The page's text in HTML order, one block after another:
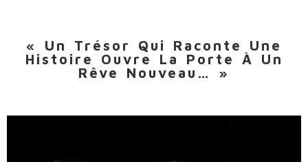
« Un Trésor Qui Raconte Une
Histoire Ouvre La Porte À Un
Rêve Nouveau… »